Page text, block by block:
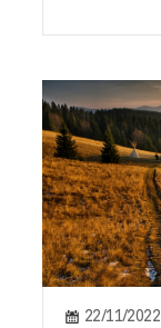
22/11/2022